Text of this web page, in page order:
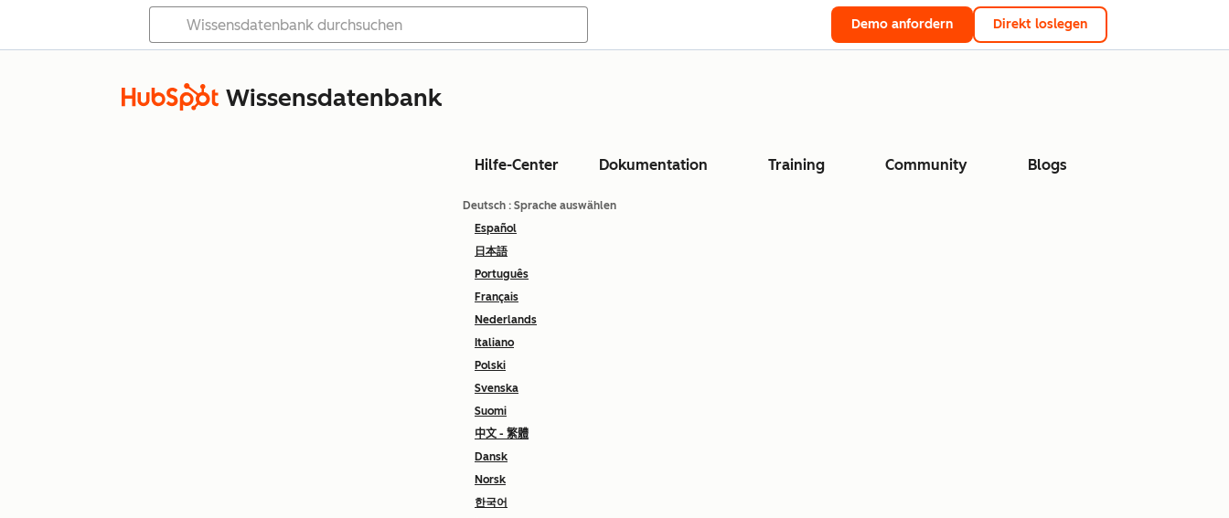
Demo anfordern Direkt loslegen
Wissensdatenbank
Hilfe-Center Dokumentation Training Community Blogs
Deutsch : Sprache auswählen
Español
日本語
Português
Français
Nederlands
Italiano
Polski
Svenska
Suomi
中文 - 繁體
Dansk
Norsk
한국어